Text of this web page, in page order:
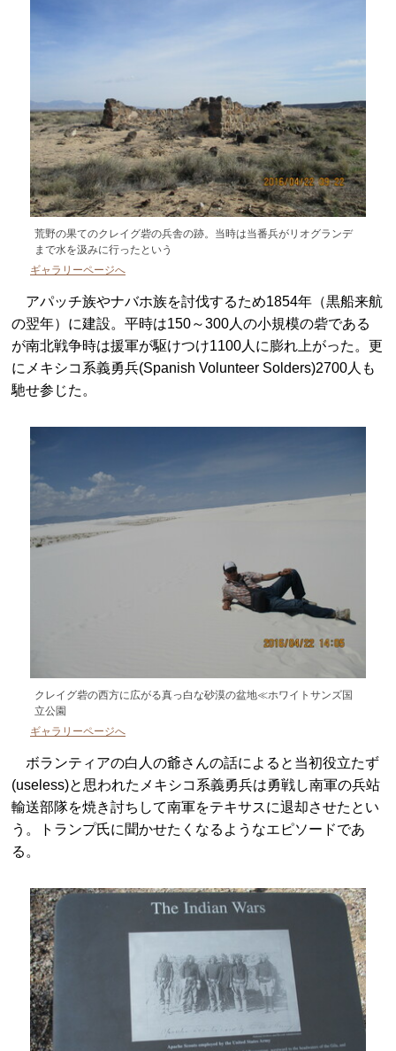
荒野の果てのクレイグ砦の兵舎の跡。当時は当番兵がリオグランデ
まで水を汲みに行ったという
ギャラリーページへ
アパッチ族やナバホ族を討伐するため1854年（黒船来航
の翌年）に建設。平時は150～300人の小規模の砦である
が南北戦争時は援軍が駆けつけ1100人に膨れ上がった。更
にメキシコ系義勇兵(Spanish Volunteer Solders)2700人も
馳せ参じた。
クレイグ砦の西方に広がる真っ白な砂漠の盆地≪ホワイトサンズ国
立公園
ギャラリーページへ
ボランティアの白人の爺さんの話によると当初役立たず
(useless)と思われたメキシコ系義勇兵は勇戦し南軍の兵站
輸送部隊を焼き討ちして南軍をテキサスに退却させたとい
う。トランプ氏に聞かせたくなるようなエピソードであ
る。